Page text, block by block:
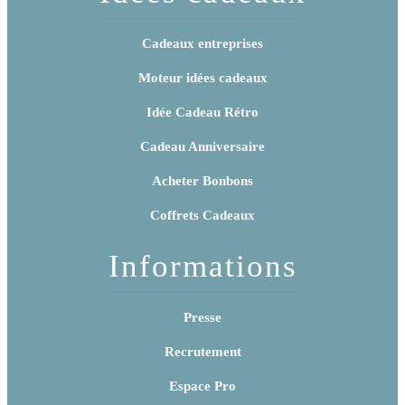
Cadeaux entreprises
Moteur idées cadeaux
Idée Cadeau Rétro
Cadeau Anniversaire
Acheter Bonbons
Coffrets Cadeaux
Informations
Presse
Recrutement
Espace Pro